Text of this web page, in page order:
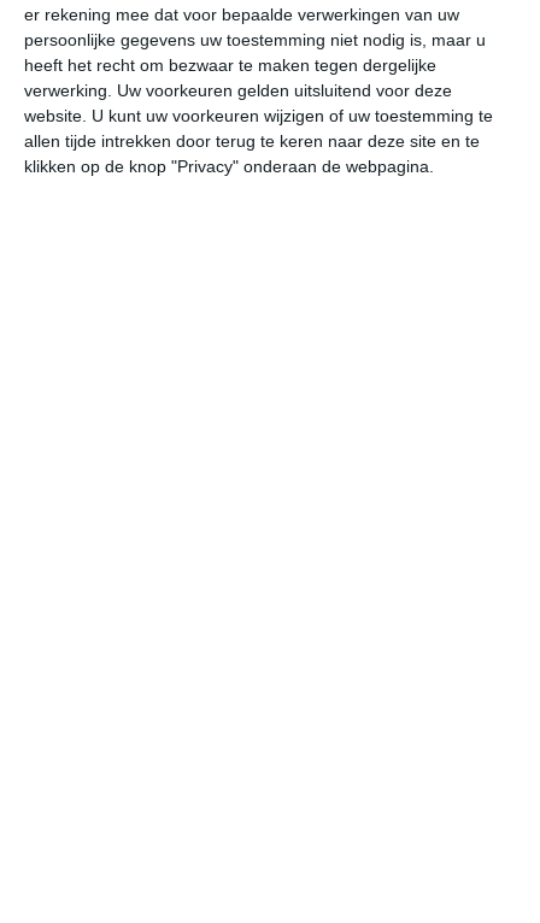
er rekening mee dat voor bepaalde verwerkingen van uw
persoonlijke gegevens uw toestemming niet nodig is, maar u
heeft het recht om bezwaar te maken tegen dergelijke
verwerking. Uw voorkeuren gelden uitsluitend voor deze
website. U kunt uw voorkeuren wijzigen of uw toestemming te
allen tijde intrekken door terug te keren naar deze site en te
klikken op de knop "Privacy" onderaan de webpagina.
18:00 21:00 00:00 03:00 06:00
18:00 21:00 00:00 03:00 06:00